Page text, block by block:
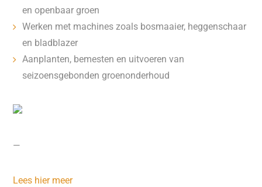
en openbaar groen
Werken met machines zoals bosmaaier, heggenschaar
en bladblazer
Aanplanten, bemesten en uitvoeren van
seizoensgebonden groenonderhoud
—
Lees hier meer